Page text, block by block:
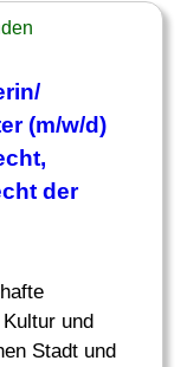
(m/w/d)
,
der
und
Stadt und